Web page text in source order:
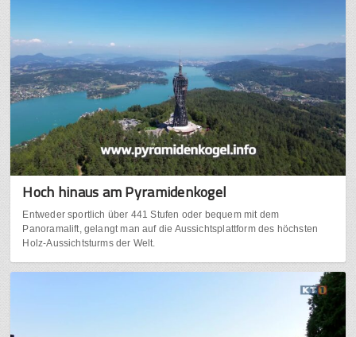
Hoch hinaus am Pyramidenkogel
Entweder sportlich über 441 Stufen oder bequem mit dem
Panoramalift, gelangt man auf die Aussichtsplattform des höchsten
Holz-Aussichtsturms der Welt.